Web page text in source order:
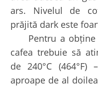
ars. Nivelul de
prăjită dark este
Pentru a obține
cafea trebuie să
de 240°C
aproape de al